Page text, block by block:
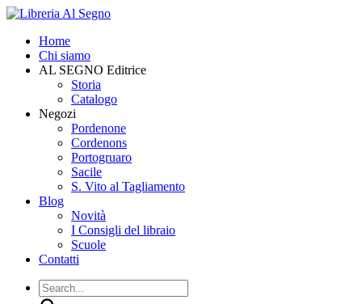
Home
Chi siamo
AL SEGNO Editrice
Storia
Catalogo
Negozi
Pordenone
Cordenons
Portogruaro
Sacile
S. Vito al Tagliamento
Blog
Novità
I Consigli del libraio
Scuole
Contatti